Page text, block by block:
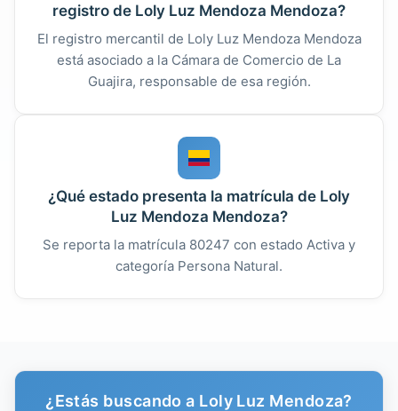
registro de Loly Luz Mendoza Mendoza?
El registro mercantil de Loly Luz Mendoza Mendoza
está asociado a la Cámara de Comercio de La
Guajira, responsable de esa región.
¿Qué estado presenta la matrícula de Loly
Luz Mendoza Mendoza?
Se reporta la matrícula 80247 con estado Activa y
categoría Persona Natural.
¿Estás buscando a Loly Luz Mendoza?